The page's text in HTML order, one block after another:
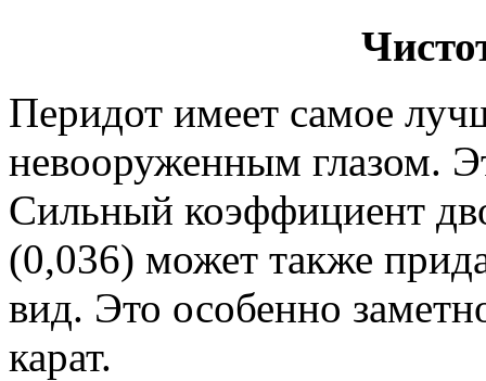
Перидот имеет самое
невооруженным глазом.
Сильный коэффициент
(0,036) может также
вид. Это особенно
карат.